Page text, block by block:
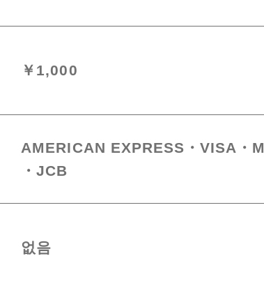
￥1,000
AMERICAN EXPRESS VISA
JCB
없음